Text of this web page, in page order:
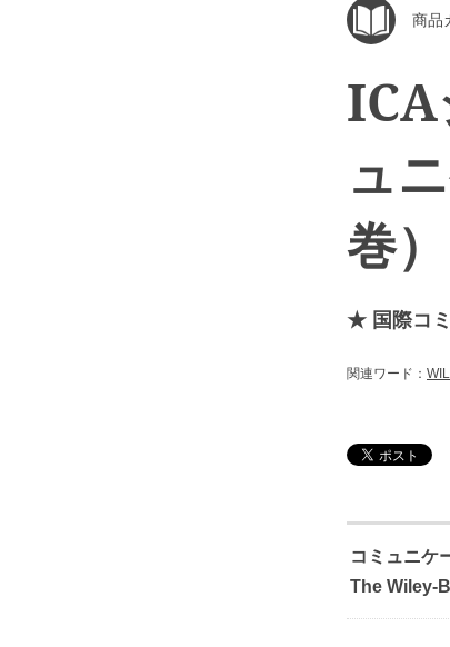
商品
ICA
ュ
巻）
★ 国際コ
関連ワード：
コミュニケ
The Wiley-